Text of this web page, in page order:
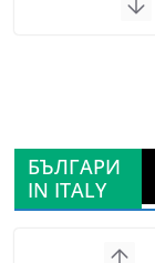
БЪЛГАРИ
IN ITALY